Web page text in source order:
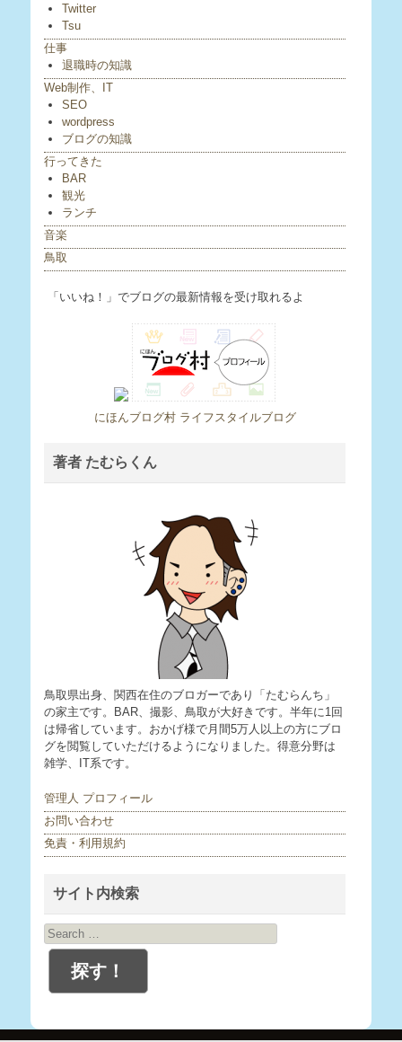
Twitter
Tsu
仕事
退職時の知識
Web制作、IT
SEO
wordpress
ブログの知識
行ってきた
BAR
観光
ランチ
音楽
鳥取
「いいね！」でブログの最新情報を受け取れるよ
にほんブログ村 ライフスタイルブログ
著者 たむらくん
鳥取県出身、関西在住のブロガーであり「たむらんち」
の家主です。BAR、撮影、鳥取が大好きです。半年に1回
は帰省しています。おかげ様で月間5万人以上の方にブロ
グを閲覧していただけるようになりました。得意分野は
雑学、IT系です。
管理人 プロフィール
お問い合わせ
免責・利用規約
サイト内検索
Search
for: